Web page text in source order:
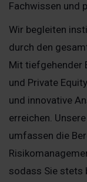
Fachwissen und
Wir begleiten
durch den
Mit tiefgehender
und Private
und innovative
erreichen.
umfassen die
sodass Sie stets